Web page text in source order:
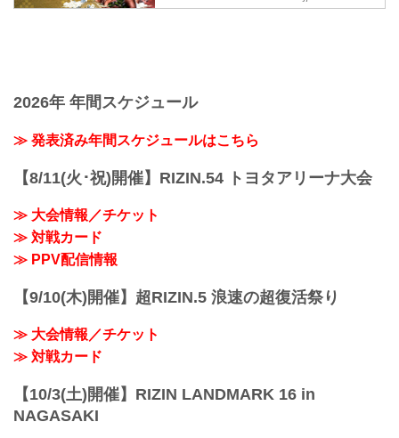
予定時間が前後することがありますので
会場
JR京浜東北線・JR上野東京ライン（宇都
宮線・高崎線）「さいたま新都心」駅か
試合リアルタイムで視聴しよう！
事前番組
日付 時間 放送・配信媒体 番組名・その
12/20（月） 20:30〜 RIZIN FF公式
2026年 年間スケジュール
≫ 発表済み年間スケジュールはこちら
【8/11(火･祝)開催】RIZIN.54 トヨタアリーナ大会
≫ 大会情報／チケット
≫ 対戦カード
≫ PPV配信情報
【9/10(木)開催】超RIZIN.5 浪速の超復活祭り
≫ 大会情報／チケット
≫ 対戦カード
【10/3(土)開催】RIZIN LANDMARK 16 in
NAGASAKI